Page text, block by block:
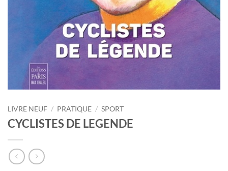
LIVRE NEUF / PRATIQUE / SPORT
CYCLISTES DE LEGENDE